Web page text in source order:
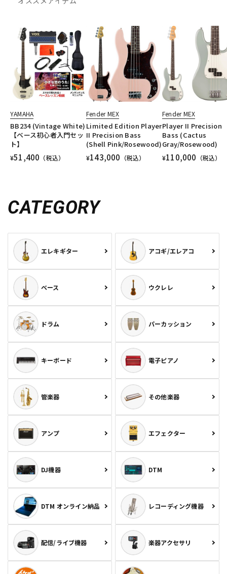
YAMAHA
BB234 (Vintage White)
【ベース初心者入門セッ
ト】
¥51,400 （税込）
Fender MEX
Limited Edition Player
II Precision Bass
(Shell Pink/Rosewood)
¥143,000 （税込）
Fender MEX
Player II Precision
Bass (Cactus
Gray/Rosewood)
¥110,000 （税込）
CATEGORY
エレキギター アコギ/エレアコ
ベース ウクレレ
ドラム パーカッション
キーボード 電子ピアノ
管楽器 その他楽器
アンプ エフェクター
DJ機器 DTM
DTM オンライン納品 レコーディング機器
配信/ライブ機器 楽器アクセサリ